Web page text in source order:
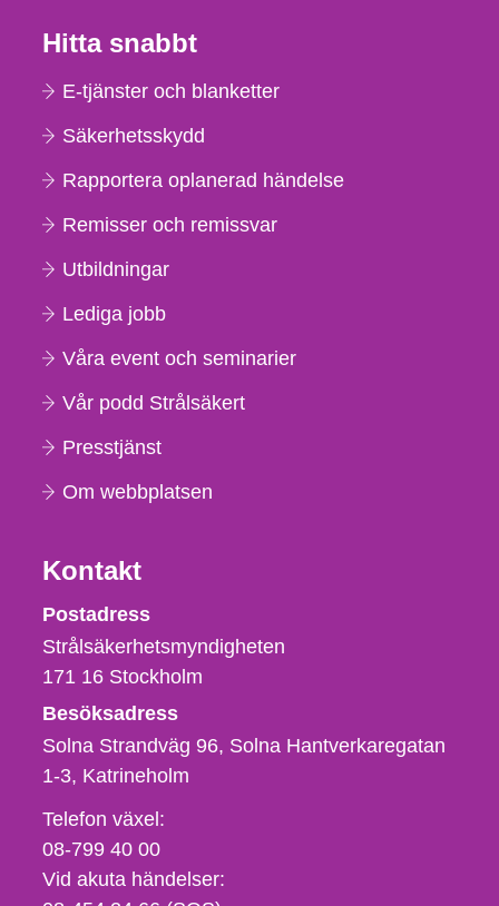
Hitta snabbt
E-tjänster och blanketter
Säkerhetsskydd
Rapportera oplanerad händelse
Remisser och remissvar
Utbildningar
Lediga jobb
Våra event och seminarier
Vår podd Strålsäkert
Presstjänst
Om webbplatsen
Kontakt
Strålsäkerhetsmyndigheten
Postadress
Strålsäkerhetsmyndigheten
171 16 Stockholm
Besöksadress
Solna Strandväg 96, Solna Hantverkaregatan
1-3 Katrineholm
Telefon,
fax
och
Telefon växel:
08-799 40 00
Vid akuta händelser: